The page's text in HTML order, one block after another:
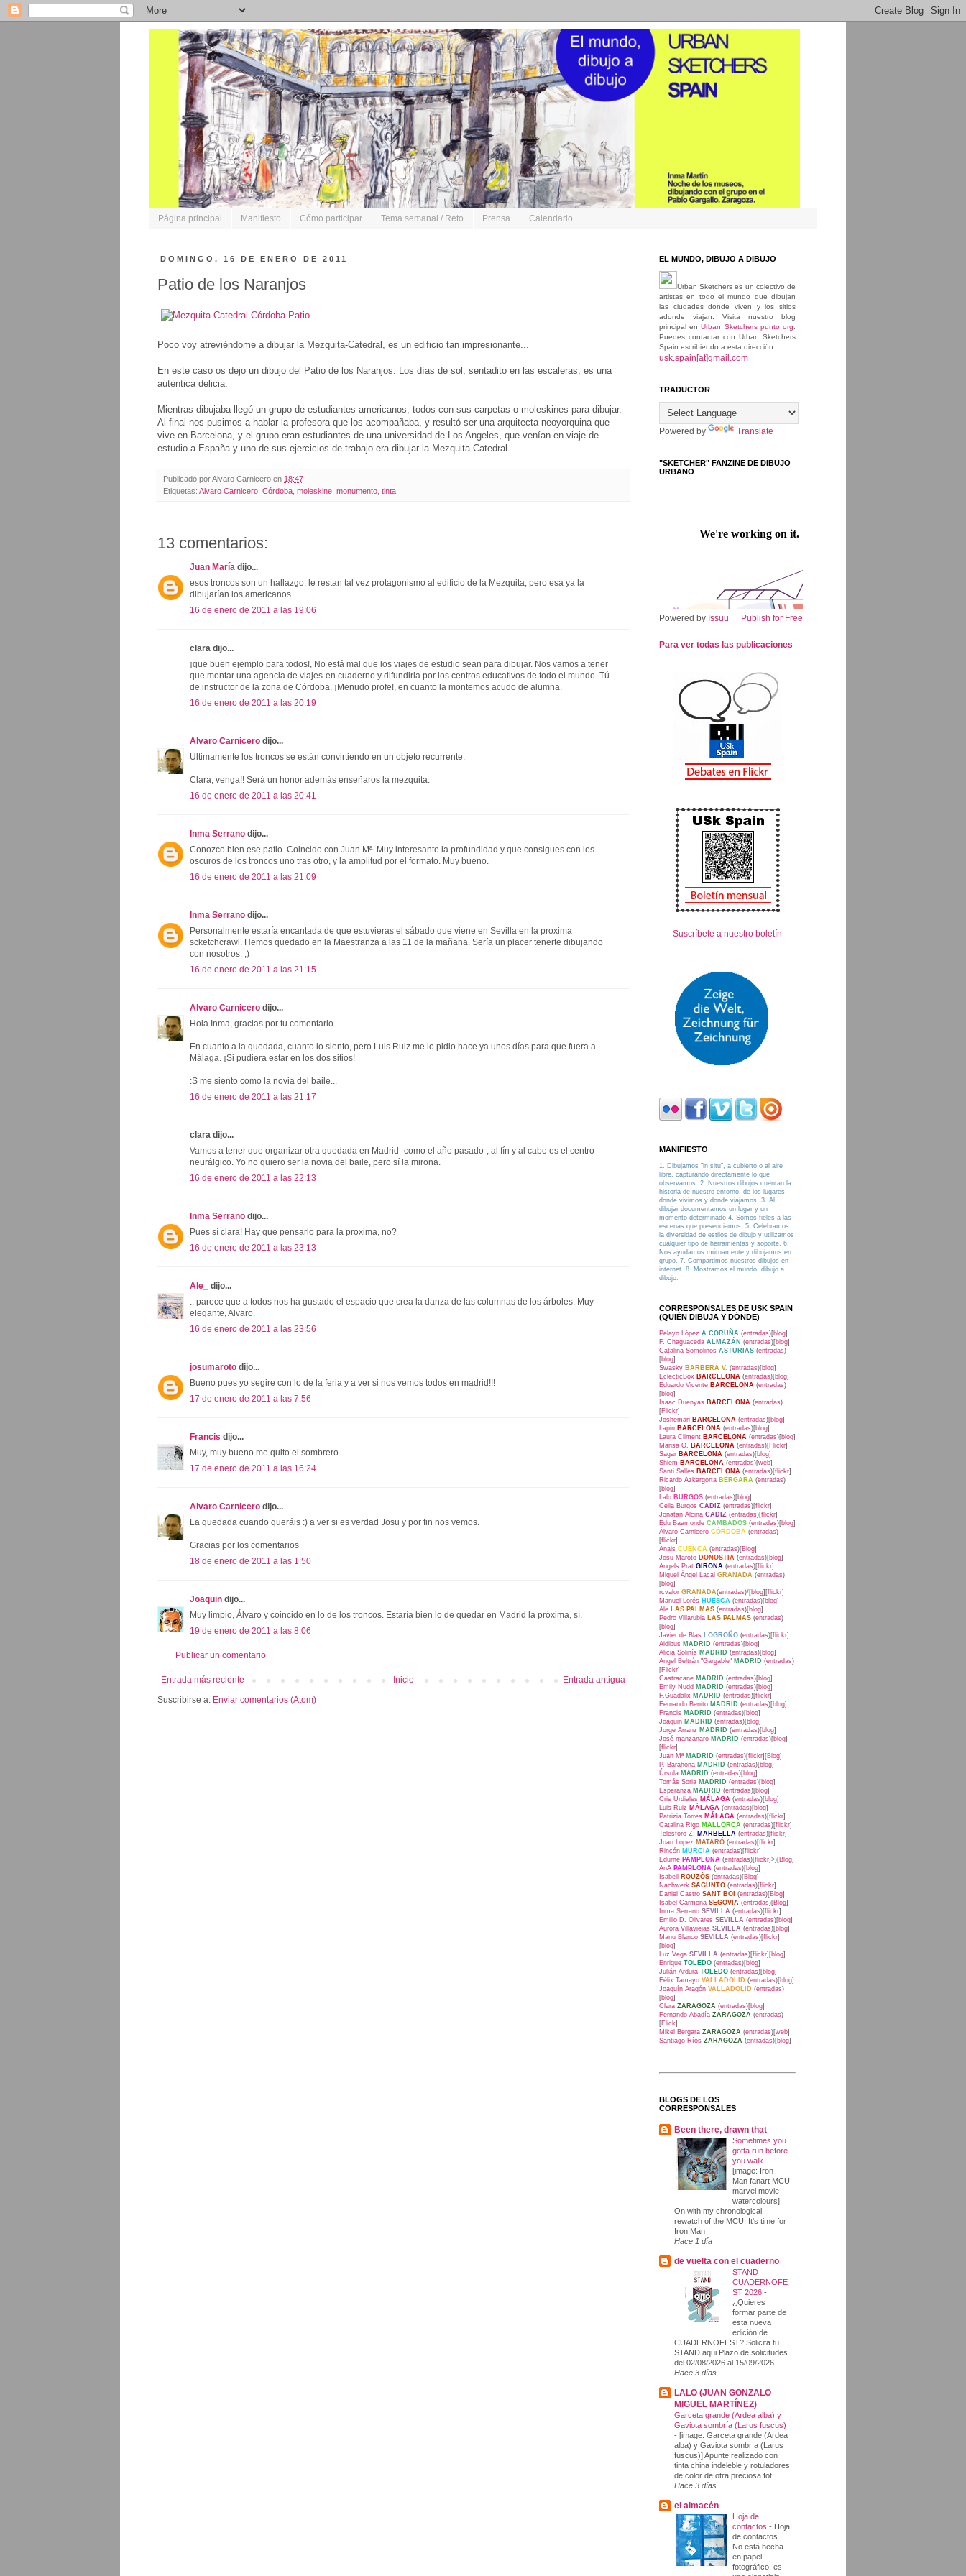
Página principal Manifiesto Cómo participar Tema semanal / Reto Prensa Calendario
DOMINGO, 16 DE ENERO DE 2011
Patio de los Naranjos
Poco voy atreviéndome a dibujar la Mezquita-Catedral, es un edificio tan impresionante...
En este caso os dejo un dibujo del Patio de los Naranjos. Los días de sol, sentadito en las escaleras, es una
auténtica delicia.
Mientras dibujaba llegó un grupo de estudiantes americanos, todos con sus carpetas o moleskines para dibujar.
Al final nos pusimos a hablar la profesora que los acompañaba, y resultó ser una arquitecta neoyorquina que
vive en Barcelona, y el grupo eran estudiantes de una universidad de Los Angeles, que venían en viaje de
estudio a España y uno de sus ejercicios de trabajo era dibujar la Mezquita-Catedral.
Publicado porAlvaro Carnicero en 18:47
Etiquetas: Alvaro Carnicero Córdoba moleskine monumento tinta
13 comentarios:
Juan María dijo...
esos troncos son un hallazgo, le restan tal vez protagonismo al edificio de la Mezquita, pero esa ya la
dibujarían los americanos
16 de enero de 2011 a las 19:06
clara dijo...
¡que buen ejemplo para todos!, No está mal que los viajes de estudio sean para dibujar. Nos vamos a tener
que montar una agencia de viajes-en cuaderno y difundirla por los centros educativos de todo el mundo. Tú
de instructor de la zona de Córdoba. ¡Menudo profe!, en cuanto la montemos acudo de alumna.
16 de enero de 2011 a las 20:19
Alvaro Carnicero dijo...
Ultimamente los troncos se están convirtiendo en un objeto recurrente.
Clara, venga!! Será un honor además enseñaros la mezquita.
16 de enero de 2011 a las 20:41
Inma Serrano dijo...
Conozco bien ese patio. Coincido con Juan Mª. Muy interesante la profundidad y que consigues con los
oscuros de los troncos uno tras otro, y la amplitud por el formato. Muy bueno.
16 de enero de 2011 a las 21:09
Inma Serrano dijo...
Personalmente estaría encantada de que estuvieras el sábado que viene en Sevilla en la proxima
scketchcrawl. Hemos quedado en la Maestranza a las 11 de la mañana. Sería un placer tenerte dibujando
con nosotros. ;)
16 de enero de 2011 a las 21:15
Alvaro Carnicero dijo...
Hola Inma, gracias por tu comentario.
En cuanto a la quedada, cuanto lo siento, pero Luis Ruiz me lo pidio hace ya unos días para que fuera a
Málaga. ¡Si pudiera estar en los dos sitios!
:S me siento como la novia del baile...
16 de enero de 2011 a las 21:17
clara dijo...
Vamos a tener que organizar otra quedada en Madrid -como el año pasado-, al fín y al cabo es el centro
neurálgico. Yo no quiero ser la novia del baile, pero sí la mirona.
16 de enero de 2011 a las 22:13
Inma Serrano dijo...
Pues sí clara! Hay que pensarlo para la proxima, no?
16 de enero de 2011 a las 23:13
Ale_
dijo...
.. parece que a todos nos ha gustado el espacio que crea la danza de las columnas de los árboles. Muy
elegante, Alvaro.
16 de enero de 2011 a las 23:56
josumaroto dijo...
Bueno pues yo segire con lo de la feria y a ver si nos vemos todos en madrid!!!
17 de enero de 2011 a las 7:56
Francis dijo...
Muy, muy bueno me quito el sombrero.
17 de enero de 2011 a las 16:24
Alvaro Carnicero dijo...
La quedada cuando queráis :) a ver si es verdad Josu y por fin nos vemos.
Gracias por los comentarios
18 de enero de 2011 a las 1:50
Joaquin dijo...
Muy limpio, Álvaro y coincido en lo de los troncos. Estaría bien lo de quedar en Madrid la próxima, sí.
19 de enero de 2011 a las 8:06
Publicar un comentario
Entrada más reciente Entrada antigua
Inicio
Suscribirse a: Enviar comentarios (Atom)
EL MUNDO, DIBUJO A DIBUJO
Urban Sketchers es un colectivo de
artistas en todo el mundo que dibujan
las ciudades donde viven y los sitios
adonde viajan. Visita nuestro blog
principal enUrban Sketchers punto org.
Puedes contactar con Urban Sketchers
Spain escribiendo a esta dirección:
usk.spain[at]gmail.com
TRADUCTOR
Powered by Translate
"SKETCHER" FANZINE DE DIBUJO
URBANO
Powered by Issuu Publish for Free
Para ver todas las publicaciones
Suscríbete a nuestro boletín
MANIFIESTO
1. Dibujamos "in situ", a cubierto o al aire
libre, capturando directamente lo que
observamos. 2. Nuestros dibujos cuentan la
historia de nuestro entorno, de los lugares
donde vivimos y donde viajamos. 3. Al
dibujar documentamos un lugar y un
momento determinado 4. Somos fieles a las
escenas que presenciamos. 5. Celebramos
la diversidad de estilos de dibujo y utilizamos
cualquier tipo de herramientas y soporte. 6.
Nos ayudamos mútuamente y dibujamos en
grupo. 7. Compartimos nuestros dibujos en
internet. 8. Mostramos el mundo, dibujo a
dibujo.
CORRESPONSALES DE USK SPAIN
(QUIÉN DIBUJA Y DÓNDE)
Pelayo López A CORUÑA (entradas)[blog]
F. Chaguaceda ALMAZÁN (entradas)[blog]
Catalina Somolinos ASTURIAS (entradas)
[blog]
Swasky BARBERÀ V. (entradas)[blog]
EclecticBox BARCELONA (entradas)[blog]
Eduardo Vicente BARCELONA (entradas)
[blog]
Isaac Duenyas BARCELONA (entradas)
[Flickr]
Joshemari BARCELONA (entradas)[blog]
Lapin BARCELONA (entradas)[blog]
Laura Climent BARCELONA (entradas)[blog]
Marisa O. BARCELONA (entradas)[Flickr]
Sagar BARCELONA (entradas)[blog]
Shiem BARCELONA (entradas)[web]
Santi Sallés BARCELONA (entradas)[flickr]
Ricardo Azkargorta BERGARA (entradas)
[blog]
Lalo BURGOS (entradas)[blog]
Celia Burgos CADIZ (entradas)[flickr]
Jonatan Alcina CADIZ (entradas)[flickr]
Edu Baamonde CAMBADOS (entradas)[blog]
Álvaro Carnicero CÓRDOBA (entradas)
[flickr]
Anais CUENCA (entradas)[Blog]
Josu Maroto DONOSTIA (entradas)[blog]
Angels Prat GIRONA (entradas)[flickr]
Miguel Ángel Lacal GRANADA (entradas)
[blog]
rcvalor GRANADA(entradas)/[blog][flickr]
Manuel Lorés HUESCA (entradas)[blog]
Ale LAS PALMAS (entradas)[blog]
Pedro Villarubia LAS PALMAS (entradas)
[blog]
Javier de Blas LOGROÑO (entradas)[flickr]
Aidibus MADRID (entradas)[blog]
Alicia Solinís MADRID (entradas)[blog]
Angel Beltrán "Gargable" MADRID (entradas)
[Flickr]
Castracane MADRID (entradas)[blog]
Emily Nudd MADRID (entradas)[blog]
F.Guadalix MADRID (entradas)[flickr]
Fernando Benito MADRID (entradas)[blog]
Francis MADRID (entradas)[blog]
Joaquin MADRID (entradas)[blog]
Jorge Arranz MADRID (entradas)[blog]
José manzanaro MADRID (entradas)[blog]
[flickr]
Juan Mª MADRID (entradas)[flickr][Blog]
P. Barahona MADRID (entradas)[blog]
Úrsula MADRID (entradas)[blog]
Tomás Soria MADRID (entradas)[blog]
Esperanza MADRID (entradas)[blog]
Cris Urdiales MÁLAGA (entradas)[blog]
Luis Ruiz MÁLAGA (entradas)[blog]
Patrizia Torres MÁLAGA (entradas)[flickr]
Catalina Rigo MALLORCA (entradas)[flickr]
Telesforo Z. MARBELLA (entradas)[flickr]
Joan López MATARÓ (entradas)[flickr]
Rincón MURCIA (entradas)[flickr]
Edurne PAMPLONA (entradas)[flickr]>)[Blog]
AnA PAMPLONA (entradas)[blog]
Isabell
ROUZÓS (entradas)[Blog]
Nachwerk SAGUNTO (entradas)[flickr]
Daniel Castro SANT BOI (entradas)[Blog]
Isabel Carmona SEGOVIA (entradas)[Blog]
Inma Serrano SEVILLA (entradas)[flickr]
Emilio D. Olivares SEVILLA (entradas)[blog]
Aurora Villaviejas SEVILLA (entradas)[blog]
Manu Blanco SEVILLA (entradas)[flickr]
[blog]
Luz Vega SEVILLA (entradas)[flickr][blog]
Enrique TOLEDO (entradas)[blog]
Julián Ardura TOLEDO (entradas)[blog]
Félix Tamayo VALLADOLID (entradas)[blog]
Joaquín Aragón VALLADOLID (entradas)
[blog]
Clara ZARAGOZA (entradas)[blog]
Fernando Abadía ZARAGOZA (entradas)
[Flick]
Mikel Bergara ZARAGOZA (entradas)[web]
Santiago Ríos ZARAGOZA (entradas)[blog]
BLOGS DE LOS
CORRESPONSALES
Been there, drawn that
Sometimes you
gotta run before
you walk -
[image: Iron
Man fanart MCU
marvel movie
watercolours]
On with my chronological
rewatch of the MCU. It's time for
Iron Man
Hace 1 día
de vuelta con el cuaderno
STAND
CUADERNOFE
ST 2026 -
¿Quieres
formar parte de
esta nueva
edición de
CUADERNOFEST? Solicita tu
STAND aqui Plazo de solicitudes
del 02/08/2026 al 15/09/2026.
Hace 3 días
LALO (JUAN GONZALO
MIGUEL MARTÍNEZ)
Garceta grande (Ardea alba) y
Gaviota sombría (Larus fuscus)
- [image: Garceta grande (Ardea
alba) y Gaviota sombría (Larus
fuscus)] Apunte realizado con
tinta china indeleble y rotuladores
de color de otra preciosa fot...
Hace 3 días
el almacén
Hoja de
contactos - Hoja
de contactos.
No está hecha
en papel
fotográfico, es